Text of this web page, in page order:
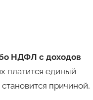
НДФЛ с доходов
платится единый
причиной,